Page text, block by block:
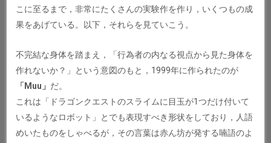
こに至るまで，非常にたくさんの実験作を作り，いくつもの成
果をあげている。以下，それらを見ていこう。
不完結な身体を踏まえ，「行為者の内なる視点から見た身体を
作れないか？」という意図のもと，1999年に作られたのが
「Muu」 だ。
これは「ドラゴンクエストのスライムに目玉が1つだけ付いて
いるようなロボット」とでも表現すべき形状をしており，人語
めいたものをしゃべるが，その言葉は赤ん坊が発する喃語のよ